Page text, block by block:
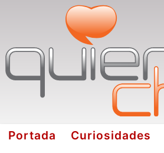
Portada Curiosidades